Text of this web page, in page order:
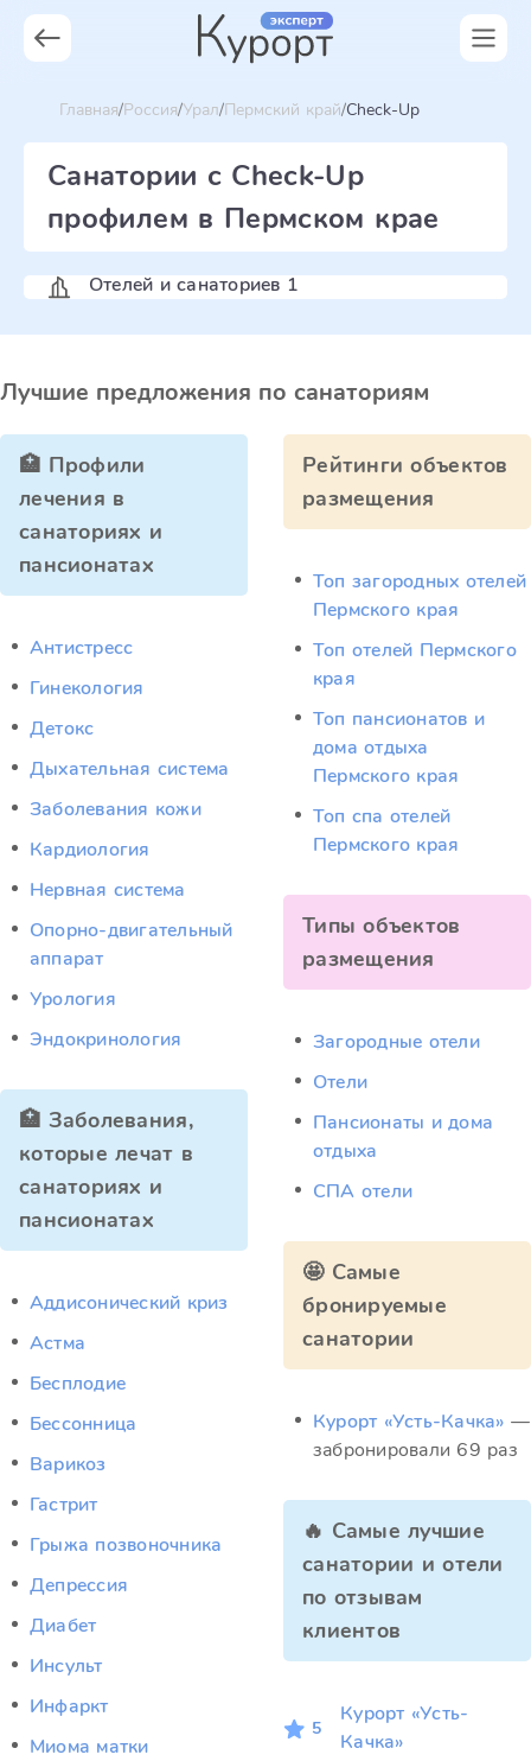
Главная Россия Урал Пермский край Check-Up
Санатории с Check-Up
профилем в Пермском крае
Отелей и санаториев 1
Лучшие предложения по санаториям
🏥 Профили
лечения в
санаториях и
пансионатах
Антистресс
Гинекология
Детокс
Дыхательная система
Заболевания кожи
Кардиология
Нервная система
Опорно-двигательный
аппарат
Урология
Эндокринология
🏥 Заболевания,
которые лечат в
санаториях и
пансионатах
Аддисонический криз
Астма
Бесплодие
Бессонница
Варикоз
Гастрит
Грыжа позвоночника
Депрессия
Диабет
Инсульт
Инфаркт
Миома матки
Рейтинги объектов
размещения
Топ загородных отелей
Пермского края
Топ отелей Пермского
края
Топ пансионатов и
дома отдыха
Пермского края
Топ спа отелей
Пермского края
Типы объектов
размещения
Загородные отели
Отели
Пансионаты и дома
отдыха
СПА отели
🤩 Самые
бронируемые
санатории
Курорт «Усть-Качка» —
забронировали 69 раз
🔥 Самые лучшие
санатории и отели
по отзывам
клиентов
5
Курорт «Усть-
Качка»